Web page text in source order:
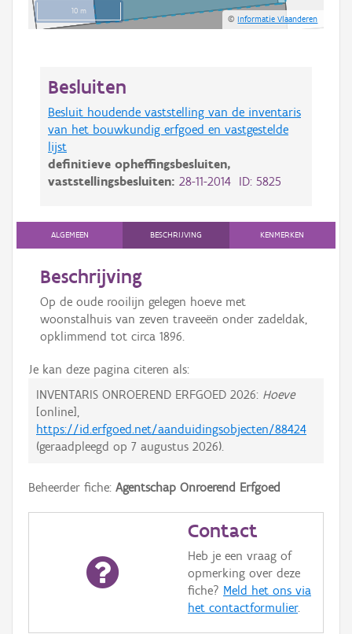
10 m
©Informatie Vlaanderen
Besluiten
Besluit houdende vaststelling van de inventaris
van het bouwkundig erfgoed en vastgestelde
lijst
definitieve opheffingsbesluiten,
vaststellingsbesluiten: 28-11-2014 ID: 5825
ALGEMEEN BESCHRIJVING KENMERKEN
Beschrijving
Op de oude rooilijn gelegen hoeve met
woonstalhuis van zeven traveeën onder zadeldak,
opklimmend tot circa 1896.
Je kan deze pagina citeren als:
INVENTARIS ONROEREND ERFGOED 2026: Hoeve
[online],
https://id.erfgoed.net/aanduidingsobjecten/88424
(geraadpleegd op 7 augustus 2026).
Beheerder fiche: Agentschap Onroerend Erfgoed
Contact
Heb je een vraag of
opmerking over deze
fiche? Meld het ons via
het contactformulier.